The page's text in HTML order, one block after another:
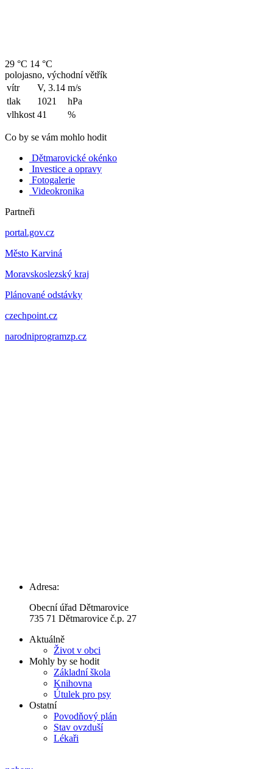
29 °C 14 °C
polojasno, východní větřík
vítr
V, 3.14 m/s
tlak
1021
hPa
vlhkost 41 %
Co by se vám mohlo hodit
Dětmarovické okénko
Investice a opravy
Fotogalerie
Videokronika
Partneři
portal.gov.cz
Město Karviná
Moravskoslezský kraj
Plánované odstávky
czechpoint.cz
narodniprogramzp.cz
Adresa:
Obecní úřad Dětmarovice
735 71 Dětmarovice č.p. 27
Aktuálně
Život v obci
Mohly by se hodit
Základní škola
Knihovna
Útulek pro psy
Ostatní
Povodňový plán
Stav ovzduší
Lékaři